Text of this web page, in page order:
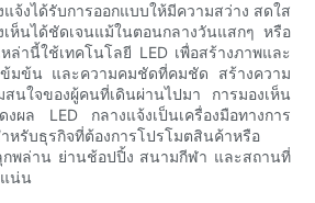
จ้งได้รับการออกแบบให้มีความสว่าง สดใส
ห็นได้ชัดเจนแม้ในตอนกลางวันแสกๆ หรือ
ล่านี้ใช้เทคโนโลยี LED เพื่อสร้างภาพและ
มข้น และความคมชัดที่คมชัด สร้างความ
นใจของผู้คนที่เดินผ่านไปมา การมองเห็น
ผล LED กลางแจ้งเป็นเครื่องมือทางการ
หรับธุรกิจที่ต้องการโปรโมตสินค้าหรือ
กพล่าน ย่านช้อปปิ้ง สนามกีฬา และสถานที่
น่น